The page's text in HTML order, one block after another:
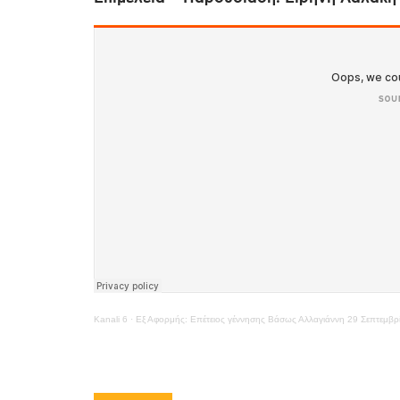
Kanali 6 · Εξ Αφορμής: Επέτειος γέννησης Βάσως Αλλαγιάννη 29